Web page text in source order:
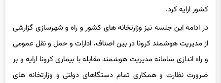
کشور ارایه کرد.
در ادامه این جلسه نیز وزارتخانه های کشور و راه و شهرسازی گزارشی
از مدیریت هوشمند کرونا در بین اصناف، ادارات و حمل و نقل عمومی
و راه اندازی سامانه مدیریت هوشمند مقابله با بیماری کرونا ارایه و بر
ضرورت نظارت و همکاری تمام دستگاهای دولتی و وزارتخانه های